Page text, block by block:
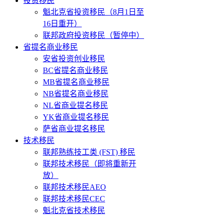
魁北克省投资移民（8月1日至
16日重开）
联邦政府投资移民（暂停中）
省提名商业移民
安省投资创业移民
BC省提名商业移民
MB省提名商业移民
NB省提名商业移民
NL省商业提名移民
YK省商业提名移民
萨省商业提名移民
技术移民
联邦熟练技工类 (FST) 移民
联邦技术移民（即将重新开
放）
联邦技术移民AEO
联邦技术移民CEC
魁北克省技术移民